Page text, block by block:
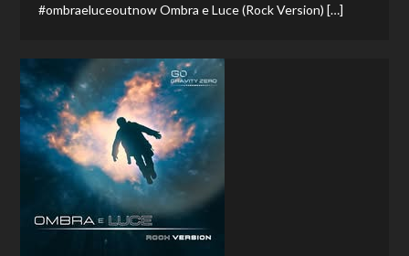
#ombraeluceoutnow Ombra e Luce (Rock Version) […]